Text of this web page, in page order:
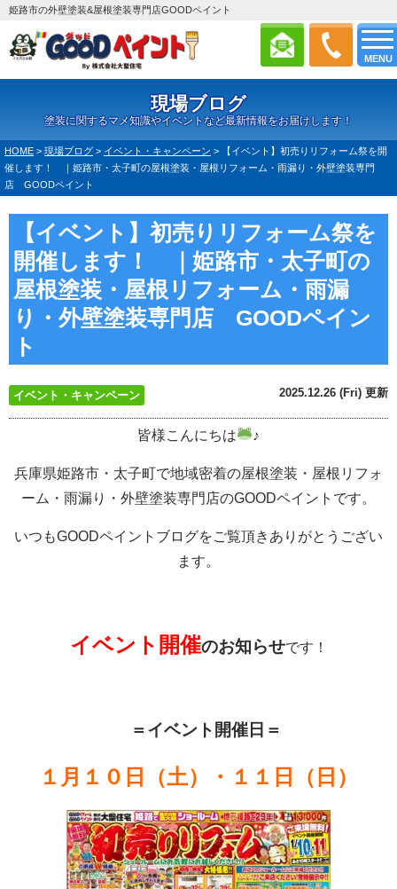
MENU
姫路市の外壁塗装&屋根塗装専門店GOODペイント
現場ブログ
塗装に関するマメ知識やイベントなど最新情報をお届けします！
HOME > 現場ブログ > イベント・キャンペーン >
【イベント】初売りリフォーム祭を開
催します！ ｜姫路市・太子町の屋根塗装・屋根リフォーム・雨漏り・外壁塗装専門
店 GOODペイント
【イベント】初売りリフォーム祭を
開催します！ ｜姫路市・太子町の
屋根塗装・屋根リフォーム・雨漏
り・外壁塗装専門店 GOODペイン
ト
イベント・キャンペーン 2025.12.26 (Fri) 更新
皆様こんにちは ♪
兵庫県姫路市・太子町で地域密着の屋根塗装・屋根リフォ
ーム・雨漏り・外壁塗装専門店のGOODペイントです。
いつもGOODペイントブログをご覧頂きありがとうござい
ます。
イベント開催のお知らせです！
＝イベント開催日＝
１月１０日 （土）・１１日（日）